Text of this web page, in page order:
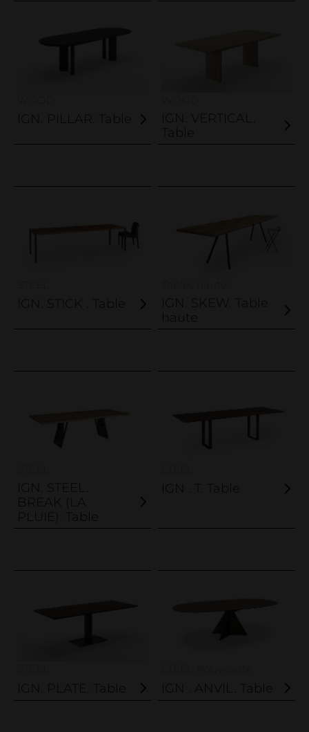
IGN. PILLAR. Table
IGN. VERTICAL.
Table
IGN. STICK . Table
IGN. SKEW. Table
haute
IGN. STEEL.
BREAK (LA
PLUIE). Table
IGN . T. Table
IGN. PLATE. Table IGN . ANVIL. Table